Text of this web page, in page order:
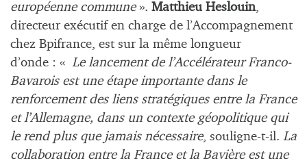
européenne commune». Matthieu Heslouin,
directeur exécutif en charge de l’Accompagnement
chez Bpifrance, est sur la même longueur
d’onde : « Le lancement de l’Accélérateur Franco-
Bavarois est une étape importante dans le
renforcement des liens stratégiques entre la France
et l’Allemagne, dans un contexte géopolitique qui
le rend plus que jamais nécessaire, souligne-t-il. La
collaboration entre la France et la Bavière est une